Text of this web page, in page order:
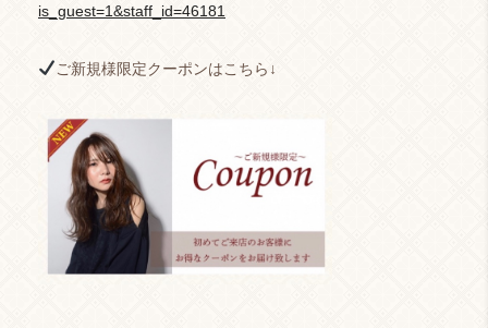
is_guest=1&staff_id=46181
ご新規様限定クーポンはこちら↓